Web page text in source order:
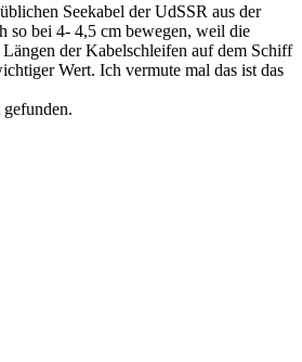
Seekabel der UdSSR aus der
so bei 4- 4,5 cm bewegen, weil die
der Kabelschleifen auf dem Schiff
Wert. Ich vermute mal das ist das